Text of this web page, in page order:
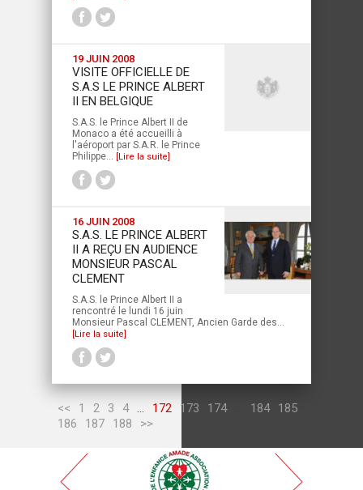
19 JUIN 2008
VISITE OFFICIELLE DE
S.A.S LE PRINCE ALBERT
II EN BELGIQUE
S.A.S. le Prince Albert II de
Monaco a été accueilli à
l'aéroport par S.A.R. le Prince
Philippe... [Lire la suite]
16 JUIN 2008
S.A.S. LE PRINCE ALBERT
II A REÇU EN AUDIENCE
MONSIEUR PASCAL
CLEMENT
S.A.S. le Prince Albert II a
rencontré le lundi 16 juin
Monsieur Pascal CLEMENT, Ancien Garde des...
[Lire la suite]
<< 1 2 3 4 ... 172 173 174 ... 184
185
186
187 188 >>